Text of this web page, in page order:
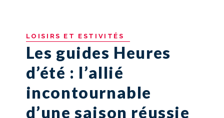
LOISIRS ET ESTIVITÉS
Les guides Heures
d’été : l’allié
incontournable
d’une saison réussie